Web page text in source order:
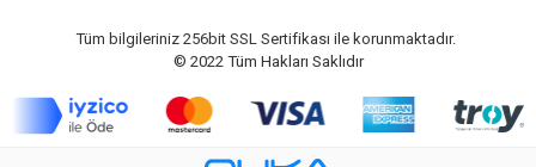
Tüm bilgileriniz 256bit SSL Sertifikası ile korunmaktadır.
© 2022 Tüm Hakları Saklıdır